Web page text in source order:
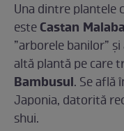
Una dintre plantele
esteCastan
”arborele banilor”
altă plantă pe care
Bambusul. Se află
Japonia, datorită
shui.